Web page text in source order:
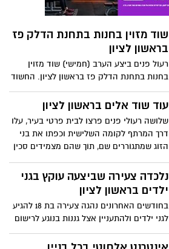
שוד מזוין בחנות בתחנת הדלק פז
בראשון לציון
רעול פנים ביצע הערב (חמישי) שוד מזוין
בחנות בתחנת הדלק פז בראשון לציון. החשוד
בביצוע המעשה איים על המתדלק בנשק חם,
נטל סכום כסף בלתי ידוע ומוצרים ונמלט
עוד שוד אלים בראשון לציון
שלושה רעולי פנים פרצו לבית פרטי בעיר, עלו
דרך המרתף לקומה השלישית וכפתו את בני
הזוג שמתגוררים שם, תוך שהם מצמידים סכין
נלכדה צעירה שביצעה עוקץ בגני
ילדים בראשון לציון
בחודשים האחרונים נהגה צעירה בת 18 להגיע
לגני ילדים ולהתעניין אצל גננות בנוגע לרישום
בנה כביכול לגן. בזמן שאלו ניגשו להביא לה
שתייה, ניצלה זאת וגנבה את תיקיהן.